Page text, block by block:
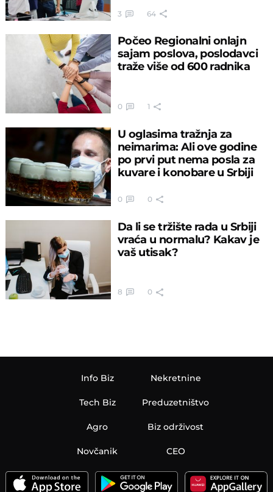
3 64
Počeo Regionalni onlajn
sajam poslova, poslodavci
traže više od 600 radnika
0 1
U oglasima tražnja za
neimarima: Ali ove godine
po prvi put nema posla za
kuvare i konobare u Srbiji
0 0
Da li se tržište rada u Srbiji
vraća u normalu? Kakav je
vaš utisak?
8 0
Info Biz
Tech Biz
Agro
Nekretnine
Preduzetništvo
Biz održivost
Novčanik CEO